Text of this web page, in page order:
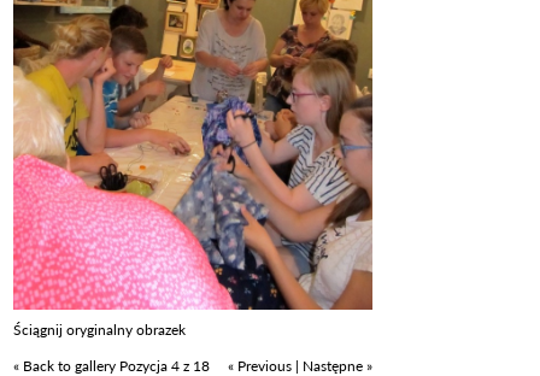
Ściągnij oryginalny obrazek
« Back to gallery Pozycja 4 z 18 « Previous | Następne »